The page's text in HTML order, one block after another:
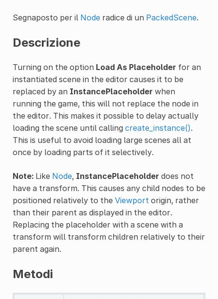
Segnaposto per il Noderadice di un PackedScene.
Descrizione
Turning on the option Load As Placeholder for an
instantiated scene in the editor causes it to be
replaced by an InstancePlaceholder when
running the game, this will not replace the node in
the editor. This makes it possible to delay actually
loading the scene until calling create_instance().
This is useful to avoid loading large scenes all at
once by loading parts of it selectively.
Note:Like Node, InstancePlaceholder does not
have a transform. This causes any child nodes to be
positioned relatively to the Viewport origin, rather
than their parent as displayed in the editor.
Replacing the placeholder with a scene with a
transform will transform children relatively to their
parent again.
Metodi